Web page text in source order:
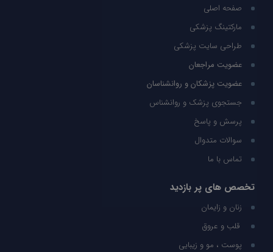
صفحه اصلی
مارکتینگ پزشکی
طراحی سایت پزشکی
عضویت مراجعان
عضویت پزشکان و روانشناسان
جستجوی پزشک و روانشناس
پرسش و پاسخ
سوالات متدوال
تماس با ما
تخصص های پر بازدید
زنان و زایمان
قلب و عروق
پوست ، مو و زیبایی